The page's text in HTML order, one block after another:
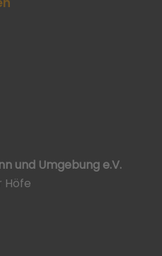
und Umgebung e.V.
Höfe